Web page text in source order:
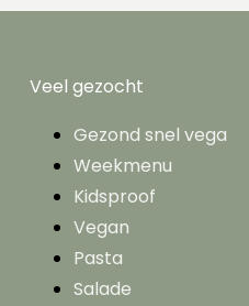
Veel gezocht
Gezond snel vega
Weekmenu
Kidsproof
Vegan
Pasta
Salade